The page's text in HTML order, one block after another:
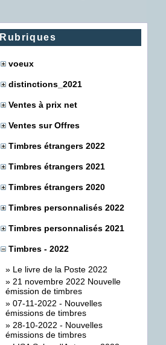
Rubriques
voeux
distinctions_2021
Ventes à prix net
Ventes sur Offres
Timbres étrangers 2022
Timbres étrangers 2021
Timbres étrangers 2020
Timbres personnalisés 2022
Timbres personnalisés 2021
Timbres - 2022
» Le livre de la Poste 2022
» 21 novembre 2022 Nouvelle
émission de timbres
» 07-11-2022 - Nouvelles
émissions de timbres
» 28-10-2022 - Nouvelles
émissions de timbres